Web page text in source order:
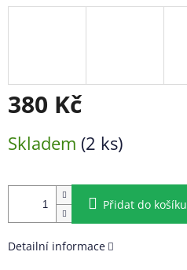
380 Kč
cena:
Skladem (2 ks)
Přidat do košíku
Detailní informace